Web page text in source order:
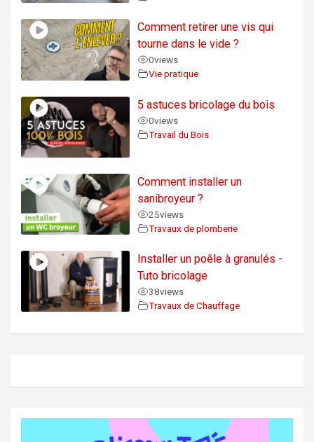
Comment retirer une vis qui
tourne dans le vide ?
0views
Vie pratique
5 astuces bricolage du bois
0views
Travail du Bois
Comment installer un
sanibroyeur ?
25views
Travaux de plomberie
Installer un poêle à granulés -
Tuto bricolage
38views
Travaux de Chauffage